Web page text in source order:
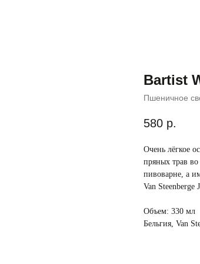
Вartist
Пшеничное
580 р.
Очень лёгкое
пряных трав во
пивоварне, а
Van Steenberge
Объем: 330 мл
Бельгия, Van